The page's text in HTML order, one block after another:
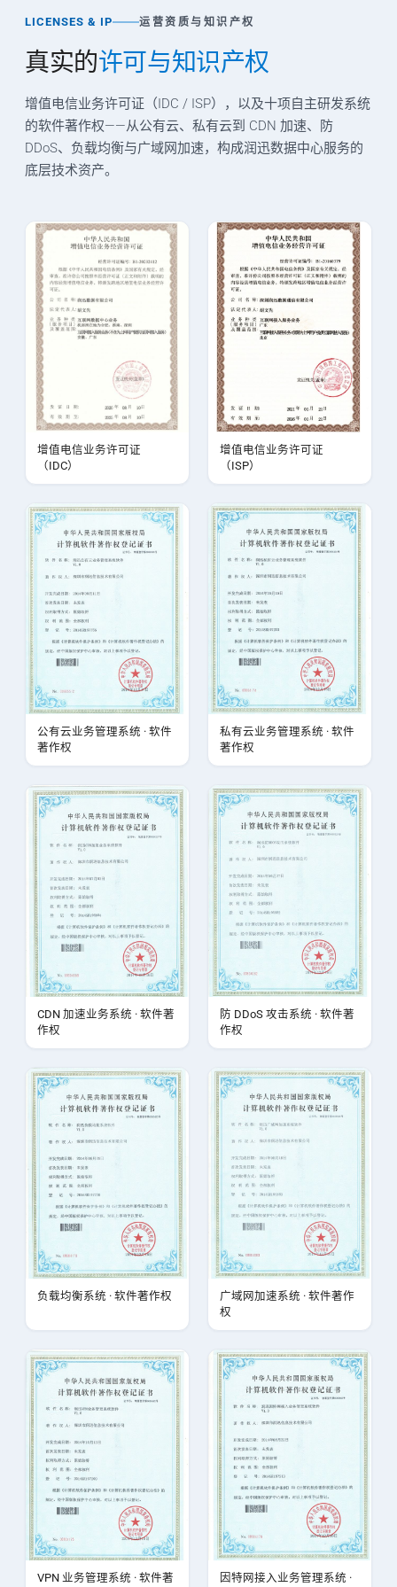
LICENSES & IP 运营资质与知识产权
真实的许可与知识产权
增值电信业务许可证（IDC / ISP），以及十项自主研发系统
的软件著作权——从公有云、私有云到 CDN 加速、防
DDoS、负载均衡与广域网加速，构成润迅数据中心服务的
底层技术资产。
增值电信业务许可证
（IDC）
增值电信业务许可证
（ISP）
公有云业务管理系统 · 软件
著作权
私有云业务管理系统 · 软件
著作权
CDN 加速业务系统 · 软件著
作权
防 DDoS 攻击系统 · 软件著
作权
负载均衡系统 · 软件著作权
广域网加速系统 · 软件著作
权
VPN 业务管理系统 · 软件著
因特网接入业务管理系统 ·